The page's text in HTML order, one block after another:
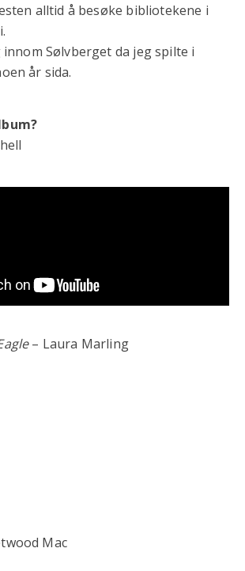
alltid å besøke bibliotekene i
Sølvberget da jeg spilte i
år sida.
– Laura Marling
Mac